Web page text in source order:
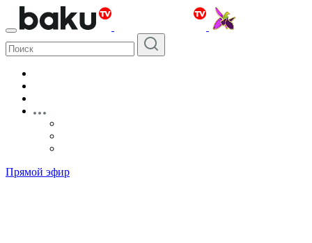
Прямой эфир